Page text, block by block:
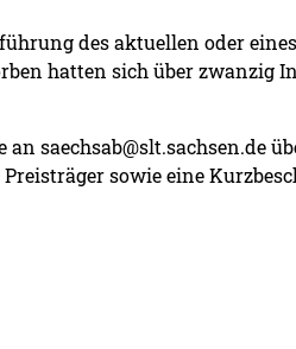
des aktuellen oder
hatten sich über zwanzig
an saechsab@slt.sachsen.de
sowie eine